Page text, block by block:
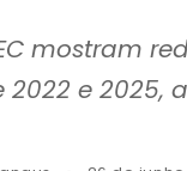
mostram
2022 e